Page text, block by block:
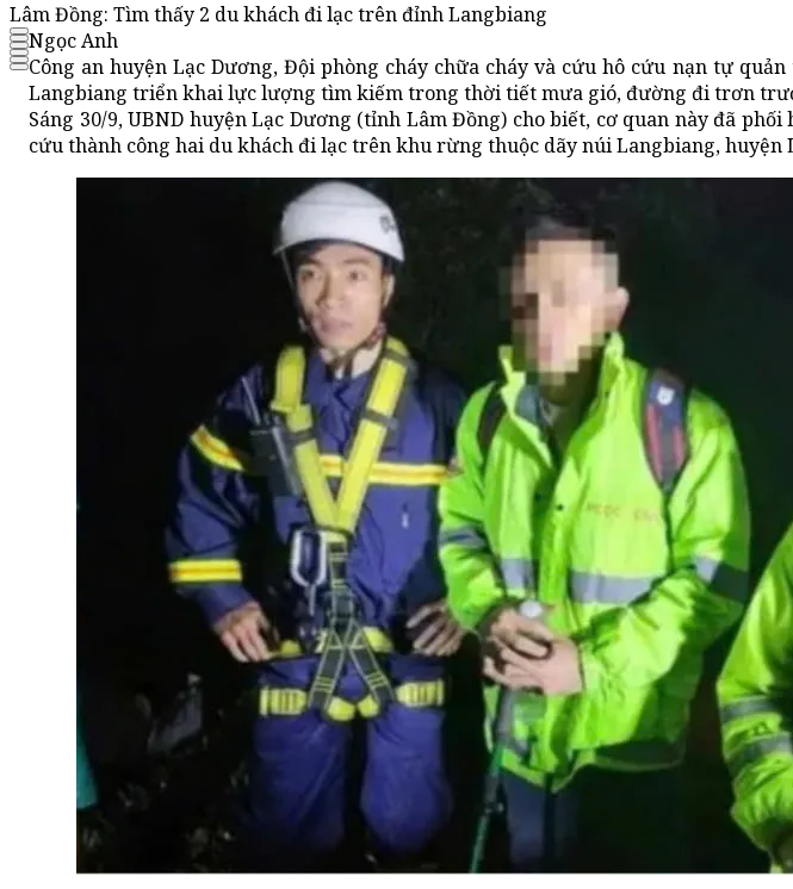
Lâm Đồng: Tìm thấy 2 du khách đi lạc trên đỉnh Langbiang
Ngọc Anh
Công an huyện Lạc Dương, Đội phòng cháy chữa cháy và cứu hô cứu nạn tự
Langbiang triển khai lực lượng tìm kiếm trong thời tiết mưa gió, đường đi trơn
Sáng 30/9, UBND huyện Lạc Dương (tỉnh Lâm Đồng) cho biết, cơ quan này đã
cứu thành công hai du khách đi lạc trên khu rừng thuộc dãy núi Langbiang,